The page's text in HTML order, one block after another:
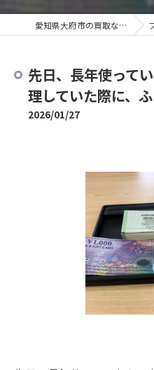
愛知県大府市の買取なら買取大吉 大府共栄町3丁目店 ブ
先日、長年使って
理していた際に、
2026/01/27